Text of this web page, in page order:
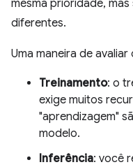
mesma prioridade,
diferentes.
Uma maneira de avaliar
Treinamento: o
exige muitos
"aprendizagem"
modelo.
Inferência: você